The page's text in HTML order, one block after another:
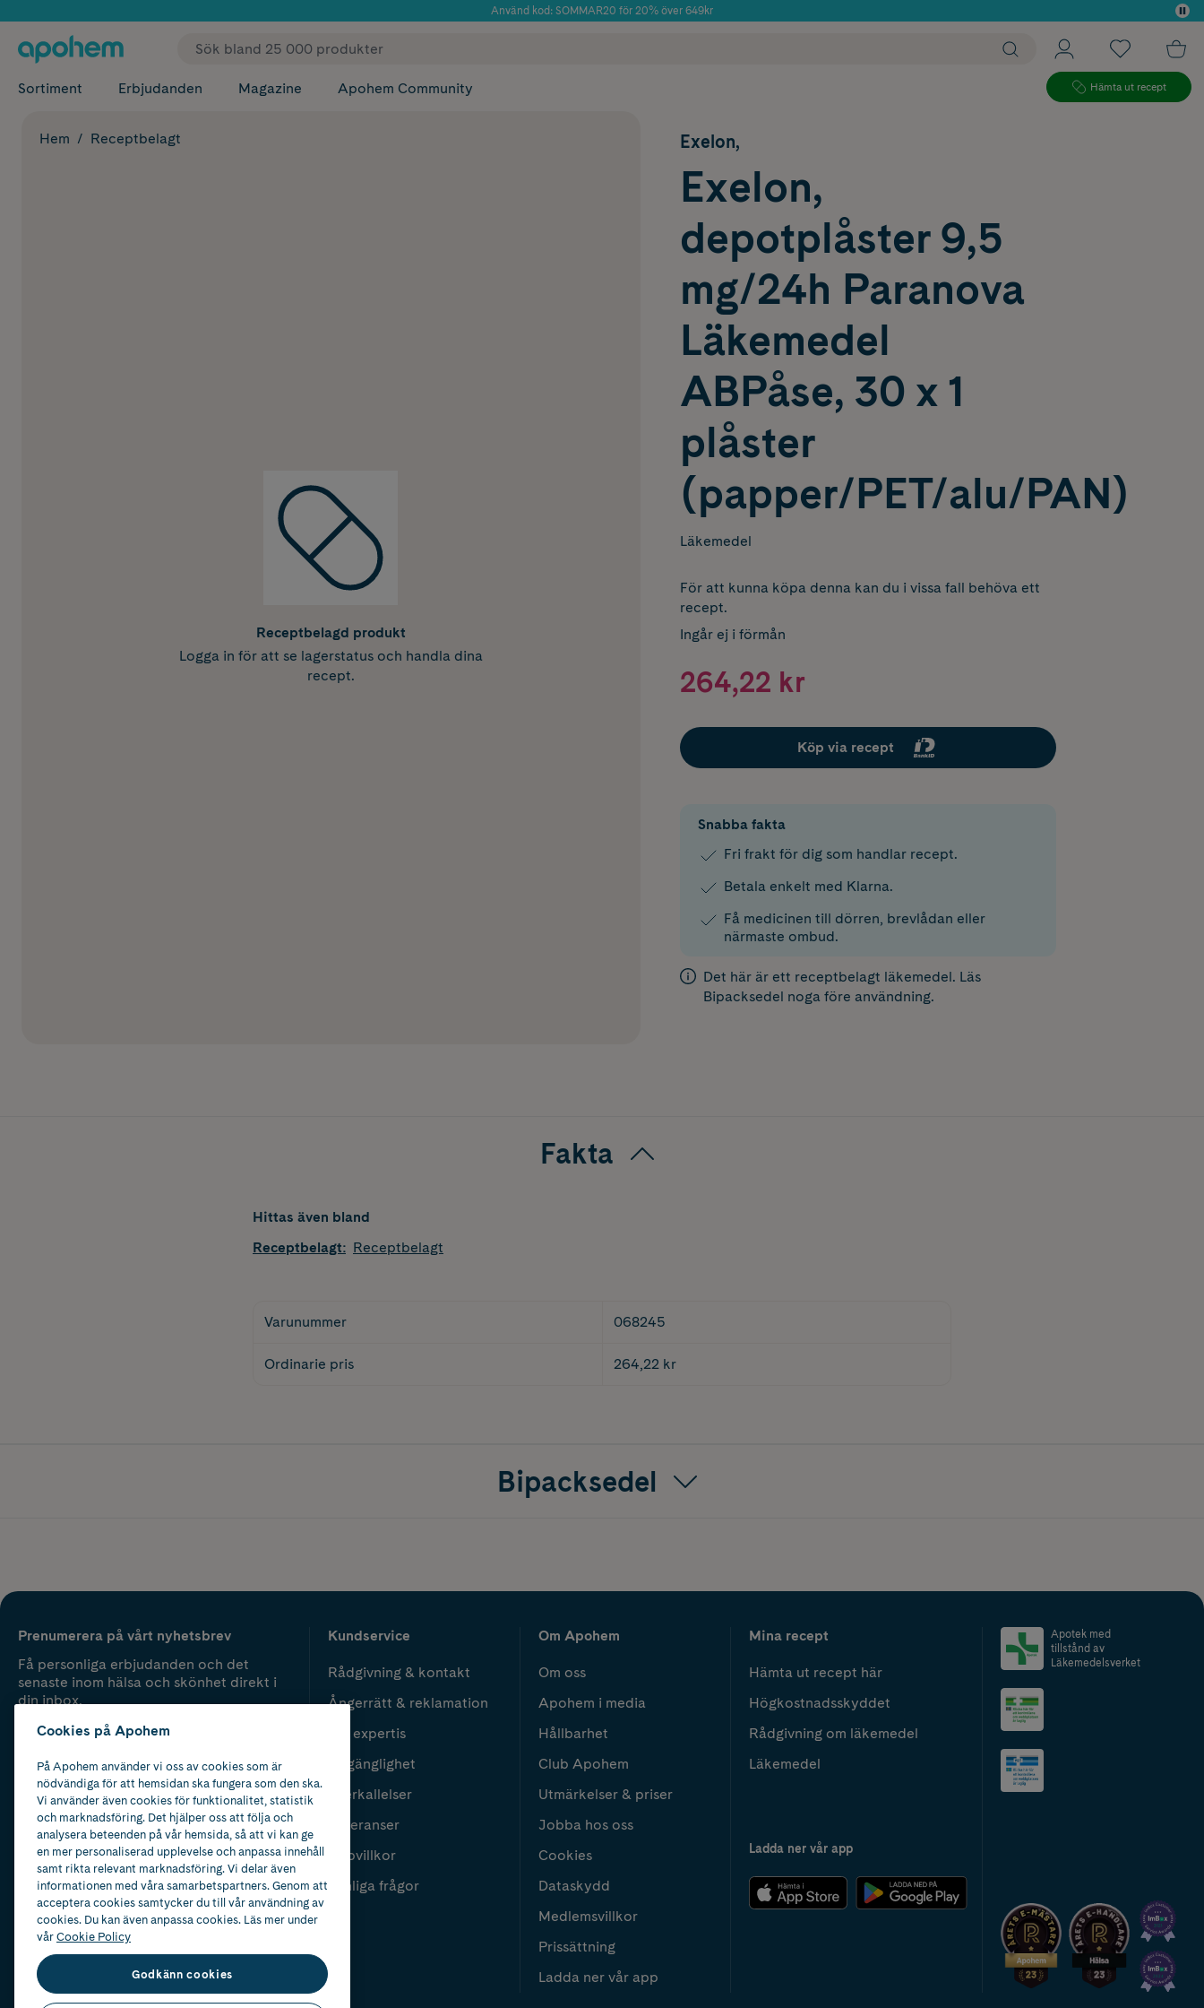
Använd kod: SOMMAR20 för 20% över 649kr
✓ Fri frakt
Sortiment Erbjudanden Magazine Apohem Community Hämta ut recept
Hem Receptbelagt
Receptbelagd produkt
Logga in för att se lagerstatus och handla dina
recept.
Exelon,
Exelon,
depotplåster 9,5
mg/24h Paranova
Läkemedel
ABPåse, 30 x 1
plåster
(papper/PET/alu/PAN)
Läkemedel
För att kunna köpa denna kan du i vissa fall behöva ett
recept.
Ingår ej i förmån
264,22 kr
Köp via recept
Snabba fakta
Fri frakt för dig som handlar recept.
Betala enkelt med Klarna.
Få medicinen till dörren, brevlådan eller
närmaste ombud.
Det här är ett receptbelagt läkemedel. Läs
Bipacksedel noga före användning.
Fakta
Hittas även bland
Receptbelagt: Receptbelagt
Varunummer 068245
Ordinarie pris 264,22 kr
Bipacksedel
Prenumerera på vårt nyhetsbrev
Få personliga erbjudanden och det
senaste inom hälsa och skönhet direkt i
din inbox.
Kundservice
Rådgivning & kontakt
Ångerrätt & reklamation
Vår expertis
Tillgänglighet
Återkallelser
Leveranser
Köpvillkor
Vanliga frågor
Om Apohem
Om oss
Apohem i media
Hållbarhet
Club Apohem
Utmärkelser & priser
Jobba hos oss
Cookies
Dataskydd
Medlemsvillkor
Prissättning
Ladda ner vår app
Mina recept
Hämta ut recept här
Högkostnadsskyddet
Rådgivning om läkemedel
Läkemedel
Ladda ner vår app
Apotek med
tillstånd av
Läkemedelsverket
2024
Cookies på Apohem
På Apohem använder vi oss av cookies som är
nödvändiga för att hemsidan ska fungera som den ska.
Vi använder även cookies för funktionalitet, statistik
och marknadsföring. Det hjälper oss att följa och
analysera beteenden på vår hemsida, så att vi kan ge
en mer personaliserad upplevelse och anpassa innehåll
samt rikta relevant marknadsföring. Vi delar även
informationen med våra samarbetspartners. Genom att
acceptera cookies samtycker du till vår användning av
cookies. Du kan även anpassa cookies. Läs mer under
vårCookie Policy
Godkänn cookies